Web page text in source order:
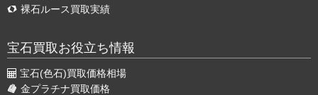
裸石ルース買取実績
宝石買取お役立ち情報
宝石(色石)買取価格相場
金プラチナ買取価格